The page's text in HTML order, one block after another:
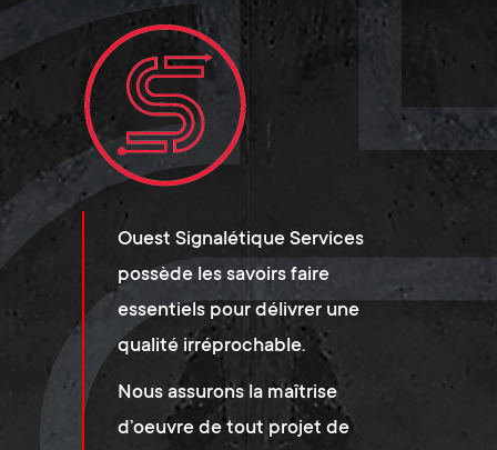
Ouest Signalétique Services
possède les savoirs faire
essentiels pour délivrer une
qualité irréprochable.
Nous assurons la maîtrise
d’oeuvre de tout projet de